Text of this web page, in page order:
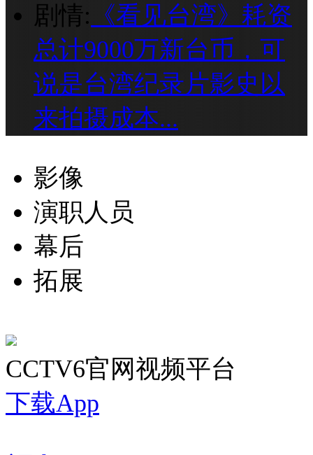
剧情: 《看见台湾》耗资
总计9000万新台币，可
说是台湾纪录片影史以
来拍摄成本...
影像
演职人员
幕后
拓展
CCTV6官网视频平台
下载App